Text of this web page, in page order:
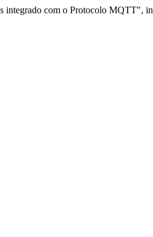
integrado com o Protocolo MQTT", in